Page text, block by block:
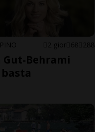
2 gior 68 288
Gut-Behrami